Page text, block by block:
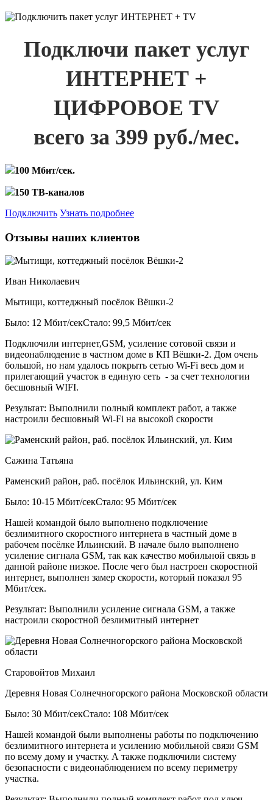
Подключи пакет услуг
ИНТЕРНЕТ +
ЦИФРОВОЕ TV
всего за 399 руб./мес.
100 Мбит/сек.
150 ТВ-каналов
Подключить Узнать подробнее
Отзывы наших клиентов
Иван Николаевич
Мытищи, коттеджный посёлок Вёшки-2
Было: 12 Мбит/секСтало: 99,5 Мбит/сек
Подключили интернет,GSM, усиление сотовой связи и
видеонаблюдение в частном доме в КП Вёшки-2. Дом очень
большой, но нам удалось покрыть сетью Wi-Fi весь дом и
прилегающий участок в единую сеть - за счет технологии
бесшовный WIFI.
Результат: Выполнили полный комплект работ, а также
настроили бесшовный Wi-Fi на высокой скорости
Сажина Татьяна
Раменский район, раб. посёлок Ильинский, ул. Ким
Было: 10-15 Мбит/секСтало: 95 Мбит/сек
Нашей командой было выполнено подключение
безлимитного скоростного интернета в частный доме в
рабочем посёлке Ильинский. В начале было выполнено
усиление сигнала GSM, так как качество мобильной связь в
данной районе низкое. После чего был настроен скоростной
интернет, выполнен замер скорости, который показал 95
Мбит/сек.
Результат: Выполнили усиление сигнала GSM, а также
настроили скоростной безлимитный интернет
Старовойтов Михаил
Деревня Новая Солнечногорского района Московской области
Было: 30 Мбит/секСтало: 108 Мбит/сек
Нашей командой были выполнены работы по подключению
безлимитного интернета и усилению мобильной связи GSM
по всему дому и участку. А также подключили систему
безопасности с видеонаблюдением по всему периметру
участка.